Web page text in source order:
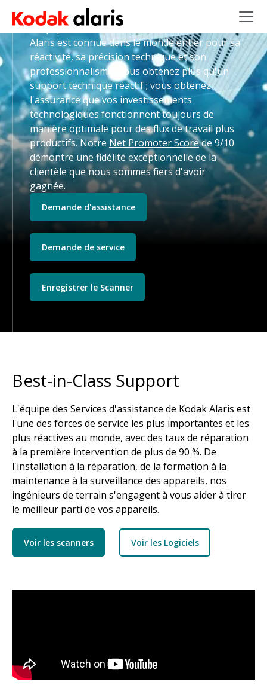
Skip to main content
mondiaux
L'équipe des Services et assistance de Kodak
Alaris est connue dans le monde entier pour sa
réactivité, sa précision technique et son
professionnalisme. Vous obtenez plus qu'un
support technique réactif ; vous obtenez
l'assurance que vos investissements
technologiques fonctionnent toujours de
manière optimale pour des flux de travail plus
productifs. Notre Net Promoter Scorede 9/10
démontre une fidélité exceptionnelle de la
clientèle que nous sommes fiers d'avoir
gagnée.
Demande d'assistance
Demande de service
Enregistrer le Scanner
Best-in-Class Support
L'équipe des Services d'assistance de Kodak Alaris est
l'une des forces de service les plus importantes et les
plus réactives au monde, avec des taux de réparation
à la première intervention de plus de 90 %. De
l'installation à la réparation, de la formation à la
maintenance à la surveillance des appareils, nos
ingénieurs de terrain s'engagent à vous aider à tirer
le meilleur parti de vos appareils.
Voir les scanners Voir les Logiciels